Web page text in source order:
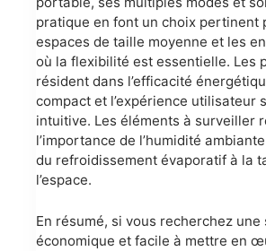
pratique en font un choix pertinent
espaces de taille moyenne et les
où la flexibilité est essentielle. Les
résident dans l’efficacité
compact et l’expérience utilisateur
intuitive. Les éléments à surveiller
l’importance de l’humidité
du refroidissement évaporatif à la
l’espace.
En résumé, si vous recherchez
économique et facile à mettre en